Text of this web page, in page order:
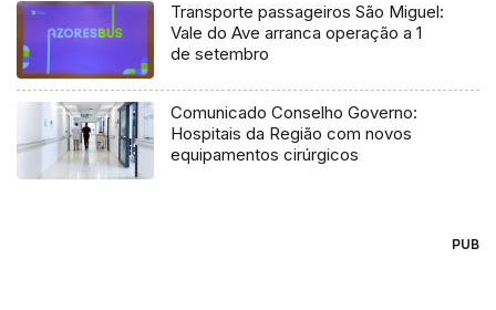
Transporte passageiros São Miguel:
Vale do Ave arranca operação a 1
de setembro
Comunicado Conselho Governo:
Hospitais da Região com novos
equipamentos cirúrgicos
PUB